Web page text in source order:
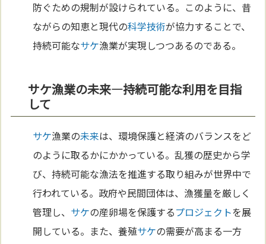
防ぐための規制が設けられている。このように、昔
ながらの知恵と現代の科学技術が協力することで、
持続可能なサケ漁業が実現しつつあるのである。
サケ漁業の未来—持続可能な利用を目指
して
サケ漁業の未来は、環境保護と経済のバランスをど
のように取るかにかかっている。乱獲の歴史から学
び、持続可能な漁法を推進する取り組みが世界中で
行われている。政府や民間団体は、漁獲量を厳しく
管理し、 サケの産卵場を保護するプロジェクトを展
開している。また、養殖サケの需要が高まる一方